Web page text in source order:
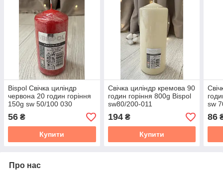
Bispol Свічка циліндр
червона 20 годин горіння
150g sw 50/100 030
56 ₴
Купити
Свічка циліндр кремова 90
годин горіння 800g Bispol
sw80/200-011
194₴
Купити
sw
86
Про нас